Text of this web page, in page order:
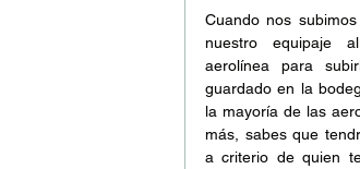
Cuando nos
nuestro equipaje
aerolínea para
guardado en la
la mayoría de las
más, sabes que
a criterio de quien